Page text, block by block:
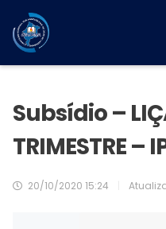
Subsídio –
TRIMESTRE –
20/10/2020 15:24